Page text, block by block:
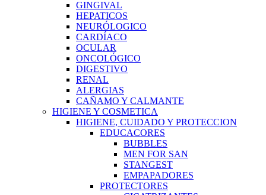
GINGIVAL
HEPATICOS
NEURÓLOGICO
CARDÍACO
OCULAR
ONCOLÓGICO
DIGESTIVO
RENAL
ALERGIAS
CAÑAMO Y CALMANTE
HIGIENE Y COSMETICA
HIGIENE, CUIDADO Y PROTECCION
EDUCACORES
BUBBLES
MEN FOR SAN
STANGEST
EMPAPADORES
PROTECTORES